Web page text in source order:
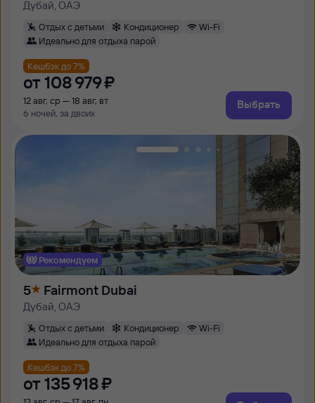
Дубай, ОАЭ
Отдых с детьми Кондиционер
Wi-Fi
Идеально для отдыха парой
Кешбэк до 7%
от 108 ⁠979 ⁠₽
12 авг, ср — 18 авг, вт
6 ночей, за двоих
Выбрать
Рекомендуем
5 Fairmont Dubai
Дубай, ОАЭ
Отдых с детьми Кондиционер
Wi-Fi
Идеально для отдыха парой
Кешбэк до 7%
от 135 ⁠918 ⁠₽